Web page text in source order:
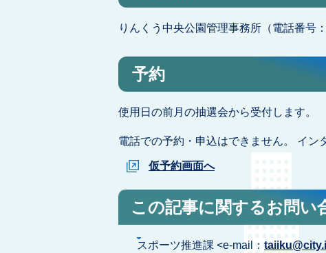
りんくう中央公園管理事務所（電話番号
予約
使用日の前月の抽選会から受付します。
電話での予約・申込はできません。 イン
仮予約画面へ
この記事に関するお問い
スポーツ推進課 <e-mail：